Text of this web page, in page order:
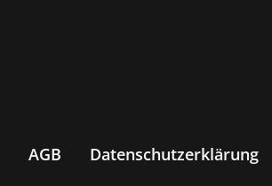
AGB Datenschutzerklärung